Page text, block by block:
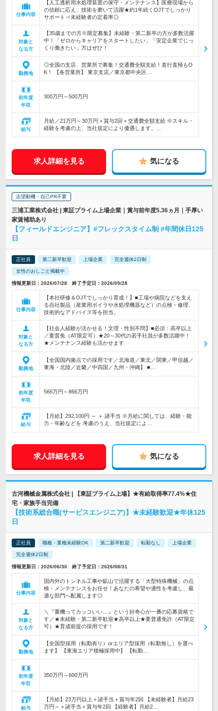
仕事内容
【人工透析用水処理装置の保守・メンテナンス】医療現場から
の信頼に応え、技術を磨いて活躍★約1年続くOJTでしっかり
サポート⇒未経験者の定着率◎
対象と
なる方
【35歳までの方※限定募集】未経験・第二新卒の方が多数活躍
中！「ゼロからキャリアをスタートしたい」「安定企業でじっ
くり働きたい」方はぜひ！
勤務地
◎全国の支店、営業所で募集！交通費全額支給！直行直帰もO
K！ 【各営業所】 東京支店／東京都中央区…
初年度
年収
300万円～500万円
給与
月給／21万円～30万円＋賞与2回＋交通費全額支給 ※スキル・
経験を考慮の上、当社規定により優遇します。…
求人詳細を見る 気になる
志望動機・自己PR不要
三浦工業株式会社 | 東証プライム上場企業｜賞与前年度5.36ヵ月｜手厚い
家賃補助あり
【フィールドエンジニア】#フレックスタイム制 #年間休日125
日
正社員 第二新卒歓迎 上場企業 完全週休2日制
女性のおしごと掲載中
情報更新日：2026/07/28 終了予定日：2026/09/28
仕事内容
【本社研修＆OJTでしっかり育成！】■工場や病院などを支え
る自社製品（産業用ボイラや水処理機器など）の点検・修理、
技術的なアドバイス等を担当。
対象と
なる方
【社会人経験が活かせる！文理・性別不問】■必須：高卒以上
／要普免（AT限定可）★20～30代の若手社員が多数活躍中！
★メンテナンス経験も活かせます
勤務地
【全国国内拠点での採用です／北海道／東北／関東／甲信越／
東海・北陸／近畿／中四国／九州・沖縄】 ■…
初年度
年収
566万円～866万円
給与
【月給】292,100円 ～ ＋ 諸手当 ※月給に関しては、経験・能
力・年齢などを 考慮のうえ、当社規定によ…
求人詳細を見る 気になる
古河機械金属株式会社 | 【東証プライム上場】★有給取得率77.4%★住
宅・家族手当完備
【技術系総合職(サービスエンジニア)】★未経験歓迎★年休125
日
正社員 職種・業種未経験OK 第二新卒歓迎 転勤なし 上場企業
完全週休2日制
情報更新日：2026/06/30 終了予定日：2026/08/31
仕事内容
国内外のトンネル工事や鉱山で活躍する「大型特殊機械」の点
検・メンテナンスをお任せ！あなたの希望や適性を考慮し、最
適な部門へ配属します◎
対象と
なる方
＼『重機ってカッコいい…』という好奇心が一番の応募資格で
す／★未経験・第二新卒歓迎★高卒以上★要普通免許（AT限定
可）★育成前提の採用です！
勤務地
【全国型採用（転勤有り）orエリア型採用（転勤無し）を選べ
ます】 【東海エリア積極採用中】 【転勤…
初年度
年収
350万円～600万円
給与
【月給】23万円以上＋諸手当＋賞与年2回 【未経験者】月給23
万円～＋諸手当＋賞与年2回 【経験者】月給2…